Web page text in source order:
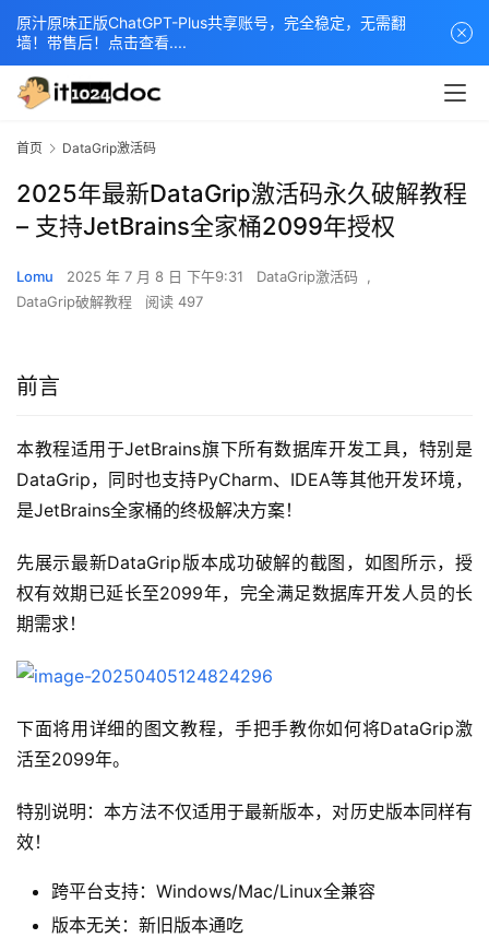
首页 DataGrip激活码
2025年最新DataGrip激活码永久破解教程
– 支持JetBrains全家桶2099年授权
Lomu 2025 年 7 月 8 日 下午9:31 DataGrip激活码
,
DataGrip破解教程
阅读 497
前言
本教程适用于JetBrains旗下所有数据库开发工具，特别是
DataGrip，同时也支持PyCharm、IDEA等其他开发环境，
是JetBrains全家桶的终极解决方案！
先展示最新DataGrip版本成功破解的截图，如图所示，授
权有效期已延长至2099年，完全满足数据库开发人员的长
期需求！
下面将用详细的图文教程，手把手教你如何将DataGrip激
活至2099年。
特别说明：本方法不仅适用于最新版本，对历史版本同样有
效！
跨平台支持：Windows/Mac/Linux全兼容
版本无关：新旧版本通吃
原汁原味正版ChatGPT-Plus共享账号，完全稳定，无需翻
墙！带售后！点击查看....